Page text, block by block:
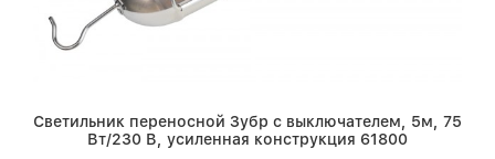
Светильник переносной Зубр с выключателем, 5м, 75
Вт/230 В, усиленная конструкция 61800